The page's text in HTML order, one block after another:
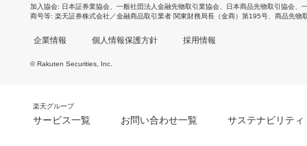
加入協会 日本証券業協会 一般社団法人金融先物取引業協会 日本商品先物取引協会
商号等 楽天証券株式会社／金融商品取引業者 関東財務局長（金商）第195号、商品先物
企業情報 個人情報保護方針 採用情報
© Rakuten Securities, Inc.
楽天グループ
サービス一覧 お問い合わせ一覧 サステナビリティ